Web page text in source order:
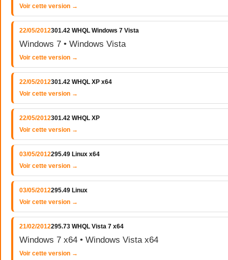
Voir cette version →
22/05/2012301.42 WHQL Windows 7 Vista
Windows 7 • Windows Vista
Voir cette version →
22/05/2012301.42 WHQL XP x64
Voir cette version →
22/05/2012301.42 WHQL XP
Voir cette version →
03/05/2012295.49 Linux x64
Voir cette version →
03/05/2012295.49 Linux
Voir cette version →
21/02/2012295.73 WHQL Vista 7 x64
Windows 7 x64 • Windows Vista x64
Voir cette version →